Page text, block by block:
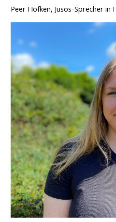
Peer Höfken, Jusos-Sprecher in